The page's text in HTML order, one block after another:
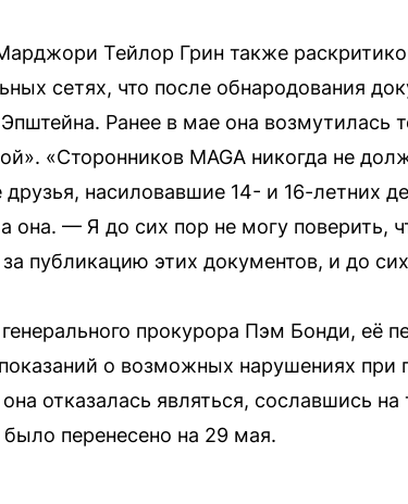
Тейлор Грин также
сетях, что после обнародования
Ранее в мае она возмутилась
«Сторонников MAGA никогда не
насиловавшие 14- и 16-летних
она. — Я до сих пор не могу поверить,
публикацию этих документов, и до
прокурора Пэм Бонди, её
о возможных нарушениях при
отказалась являться, сославшись
перенесено на 29 мая.